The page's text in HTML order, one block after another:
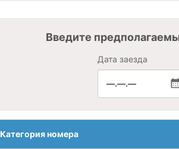
Введите
Дата заезда
—.—.—
Категория номера